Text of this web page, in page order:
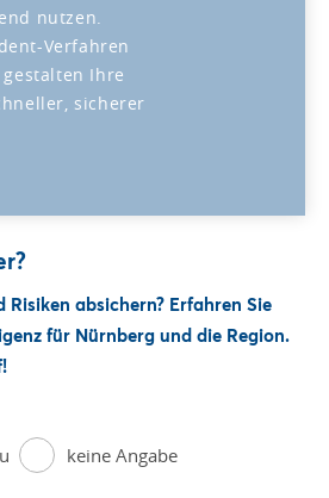
nutzen.
Verfahren
Ihre
sicherer
Risiken absichern? Erfahren Sie
für Nürnberg und die Region.
keine Angabe